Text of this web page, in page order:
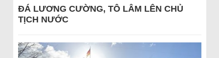
ĐÁ LƯƠNG CƯỜNG, TÔ LÂM LÊN CHỦ
TỊCH NƯỚC